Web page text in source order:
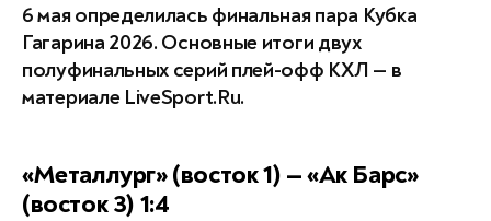
6 мая определилась финальная пара Кубка
Гагарина 2026. Основные итоги двух
полуфинальных серий плей-офф КХЛ — в
материале LiveSport.Ru.
«Металлург» (восток 1) — «Ак Барс»
(восток 3) 1:4